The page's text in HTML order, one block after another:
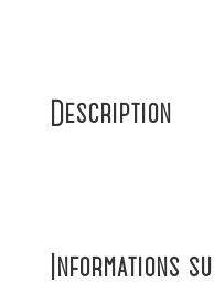
Description
Informations